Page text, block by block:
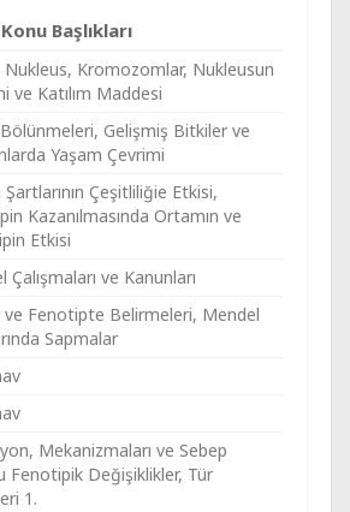
Başlıkları
Nukleus, Kromozomlar, Nukleusun
ve Katılım Maddesi
Gelişmiş Bitkiler ve
Yaşam Çevrimi
Çeşitliliğie Etkisi,
Kazanılmasında Ortamın ve
Etkisi
Çalışmaları ve Kanunları
ve Fenotipte Belirmeleri, Mendel
Sapmalar
Mekanizmaları ve Sebep
Fenotipik Değişiklikler, Tür
1.